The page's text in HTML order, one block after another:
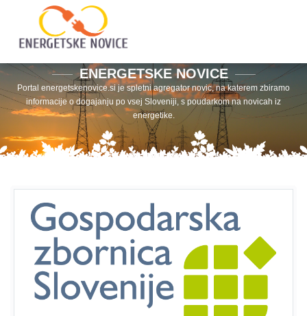
ENERGETSKE NOVICE
Portal energetskenovice.si je spletni agregator novic, na katerem zbiramo
informacije o dogajanju po vsej Sloveniji, s poudarkom na novicah iz
energetike.